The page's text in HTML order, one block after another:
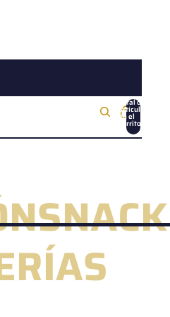
Total de
artículos
en el
carrito:
SNACK